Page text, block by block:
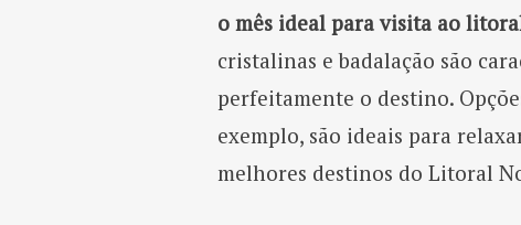
o mês ideal para visita ao
cristalinas e badalação são
perfeitamente o destino.
exemplo, são ideais para
melhores destinos do Litoral